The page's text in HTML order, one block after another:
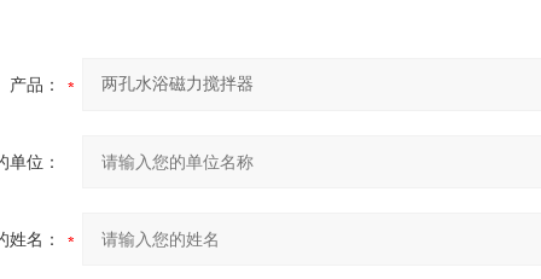
产品：
单位：
姓名：